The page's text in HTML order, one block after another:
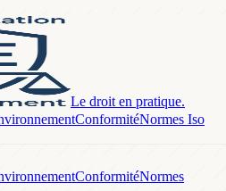
Le droit en pratique.
ConformitéNormes Iso
ConformitéNormes